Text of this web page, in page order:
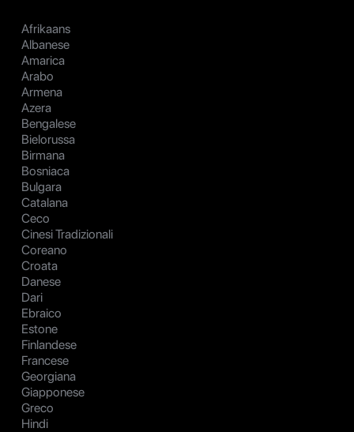
Afrikaans
Albanese
Amarica
Arabo
Armena
Azera
Bengalese
Bielorussa
Birmana
Bosniaca
Bulgara
Catalana
Ceco
Cinesi Tradizionali
Coreano
Croata
Danese
Dari
Ebraico
Estone
Finlandese
Francese
Georgiana
Giapponese
Greco
Hindi